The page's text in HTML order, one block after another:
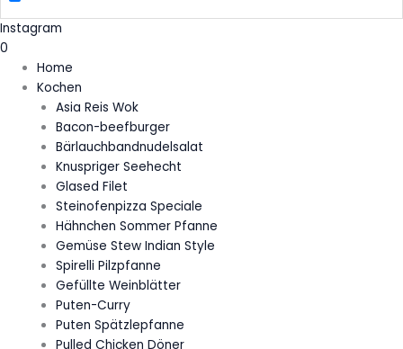
Instagram
0
Home
Kochen
Asia Reis Wok
Bacon-beefburger
Bärlauchbandnudelsalat
Knuspriger Seehecht
Glased Filet
Steinofenpizza Speciale
Hähnchen Sommer Pfanne
Gemüse Stew Indian Style
Spirelli Pilzpfanne
Gefüllte Weinblätter
Puten-Curry
Puten Spätzlepfanne
Pulled Chicken Döner